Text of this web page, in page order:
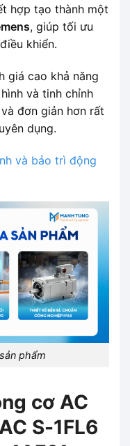
hợp tạo thành một
, giúp tối ưu
khiển.
giá cao khả năng
và tinh chỉnh
đơn giản hơn rất
dụng.
và bảo trì động
phẩm
cơ AC
S-1FL6